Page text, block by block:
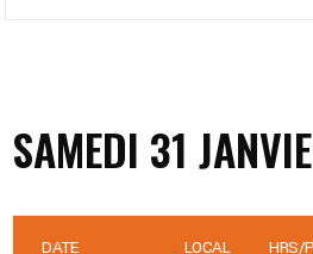
SAMEDI 31
DATE LOCAL HRS/